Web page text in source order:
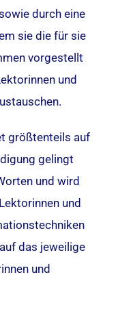
durch eine
sie die für sie
vorgestellt
und
größtenteils auf
gelingt
und wird
und
das jeweilige
und